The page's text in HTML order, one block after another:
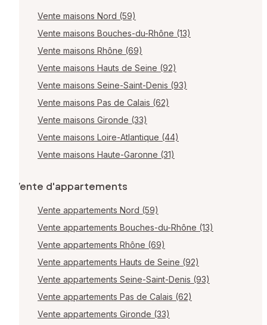
Vente maisons Nord (59)
Vente maisons Bouches-du-Rhône (13)
Vente maisons Rhône (69)
Vente maisons Hauts de Seine (92)
Vente maisons Seine-Saint-Denis (93)
Vente maisons Pas de Calais (62)
Vente maisons Gironde (33)
Vente maisons Loire-Atlantique (44)
Vente maisons Haute-Garonne (31)
Vente d'appartements
Vente appartements Nord (59)
Vente appartements Bouches-du-Rhône (13)
Vente appartements Rhône (69)
Vente appartements Hauts de Seine (92)
Vente appartements Seine-Saint-Denis (93)
Vente appartements Pas de Calais (62)
Vente appartements Gironde (33)